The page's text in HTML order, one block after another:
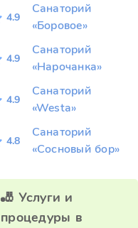
4.9
Санаторий
«Боровое»
4.9
Санаторий
«Нарочанка»
4.9
Санаторий
«Westa»
4.8
Санаторий
«Сосновый бор»
🎳 Услуги и
процедуры в